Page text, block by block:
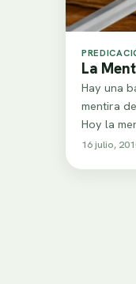
La
Hay una
mentira
Hoy la
16 julio,